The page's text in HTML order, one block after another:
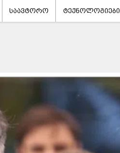
საავტორო ტექნოლოგიები